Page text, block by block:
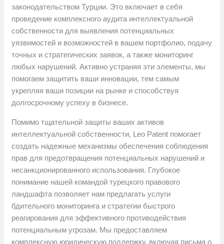
законодательством Турции. Это включает в себя
проведение комплексного аудита интеллектуальной
собственности для выявления потенциальных
уязвимостей и возможностей в вашем портфолио, подачу
точных и стратегических заявок, а также мониторинг
любых нарушений. Активно устраняя эти элементы, мы
помогаем защитить ваши инновации, тем самым
укрепляя ваши позиции на рынке и способствуя
долгосрочному успеху в бизнесе.
Помимо тщательной защиты ваших активов
интеллектуальной собственности, Leo Patent помогает
создать надежные механизмы обеспечения соблюдения
прав для предотвращения потенциальных нарушений и
несанкционированного использования. Глубокое
понимание нашей командой турецкого правового
ландшафта позволяет нам предлагать услуги
бдительного мониторинга и стратегии быстрого
реагирования для эффективного противодействия
потенциальным угрозам. Мы предоставляем
комплексную юридическую поддержку, включая письма о